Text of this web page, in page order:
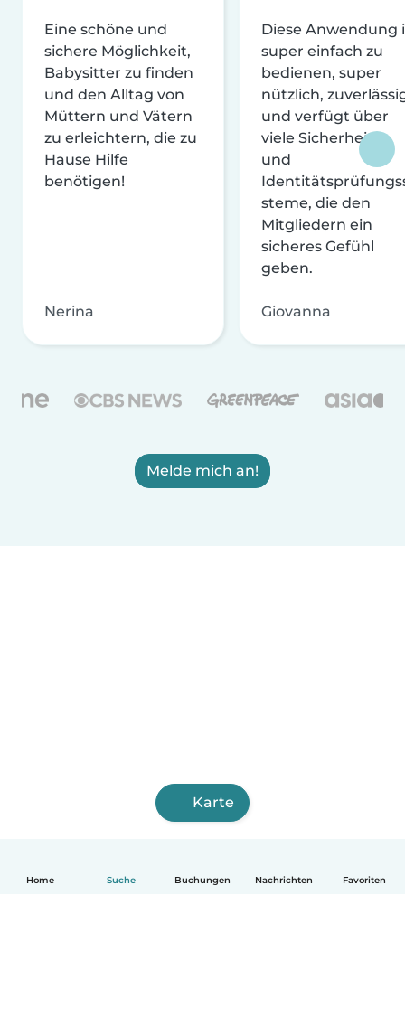
Home Suche Buchungen Nachrichten Favoriten
Eine schöne und
sichere Möglichkeit,
Babysitter zu finden
und den Alltag von
Müttern und Vätern
zu erleichtern, die zu
Hause Hilfe
benötigen!
Nerina
Diese Anwendung
super einfach zu
bedienen, super
nützlich,
und verfügt über
viele Sicherheits-
und
steme, die den
Mitgliedern ein
sicheres Gefühl
geben.
Giovanna
Melde mich an!
Karte